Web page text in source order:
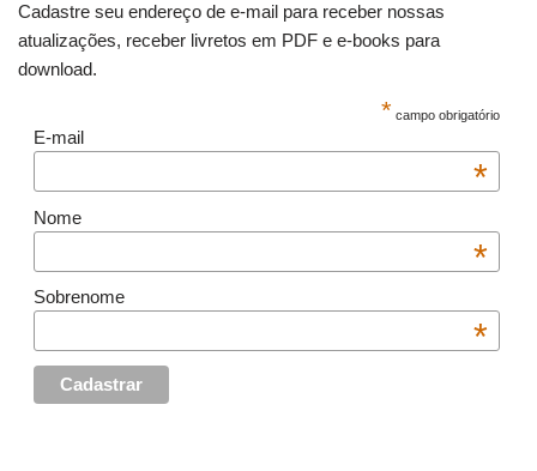
Cadastre seu endereço de e-mail para receber nossas
atualizações, receber livretos em PDF e e-books para
download.
* campo obrigatório
E-mail
*
Nome
*
Sobrenome
*